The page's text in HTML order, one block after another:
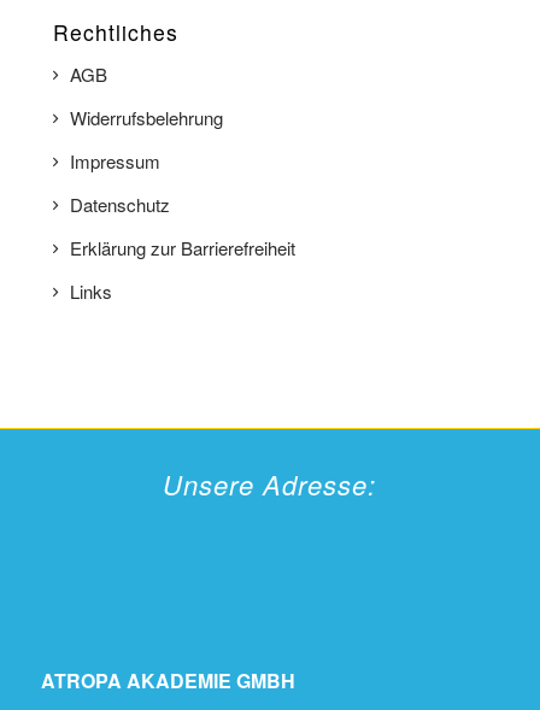
Rechtliches
AGB
Widerrufsbelehrung
Impressum
Datenschutz
Erklärung zur Barrierefreiheit
Links
Unsere Adresse:
ATROPA AKADEMIE GMBH